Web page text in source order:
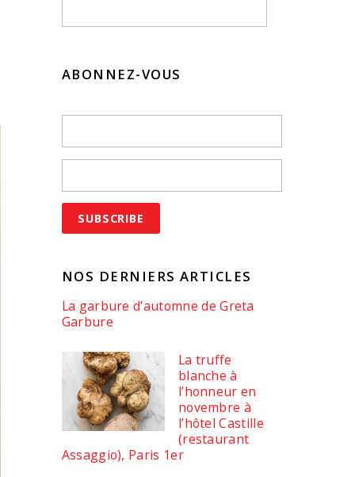
ABONNEZ-VOUS
NOS DERNIERS ARTICLES
La garbure d’automne de Greta
Garbure
La truffe
blanche à
l’honneur en
novembre à
l’hôtel Castille
(restaurant
Assaggio), Paris 1er